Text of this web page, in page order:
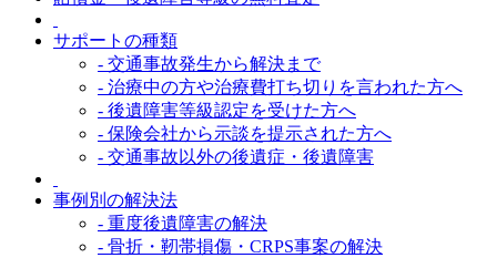
サポートの種類
- 交通事故発生から解決まで
- 治療中の方や治療費打ち切りを言われた方へ
- 後遺障害等級認定を受けた方へ
- 保険会社から示談を提示された方へ
- 交通事故以外の後遺症・後遺障害
事例別の解決法
- 重度後遺障害の解決
- 骨折・靭帯損傷・CRPS事案の解決